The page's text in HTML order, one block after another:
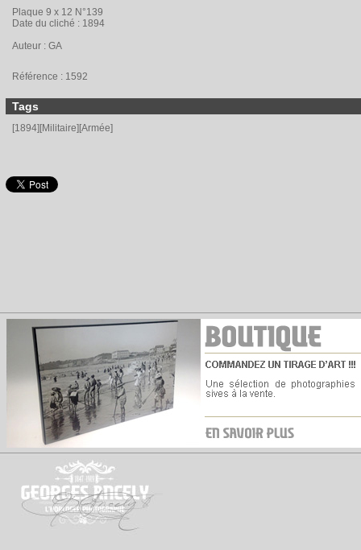
Plaque 9 x 12 N°139
Date du cliché : 1894
Auteur : GA
Référence : 1592
Tags
[1894][Militaire][Armée]